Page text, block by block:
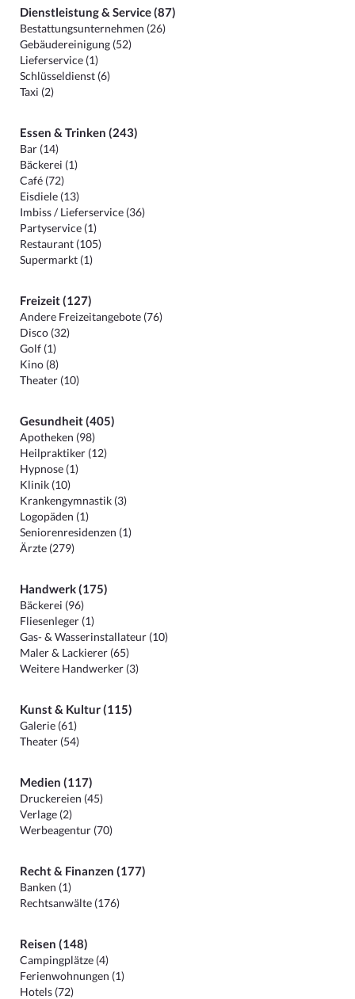
Dienstleistung & Service (87)
Bestattungsunternehmen (26)
Gebäudereinigung (52)
Lieferservice (1)
Schlüsseldienst (6)
Taxi (2)
Essen & Trinken (243)
Bar (14)
Bäckerei (1)
Café (72)
Eisdiele (13)
Imbiss / Lieferservice (36)
Partyservice (1)
Restaurant (105)
Supermarkt (1)
Freizeit (127)
Andere Freizeitangebote (76)
Disco (32)
Golf (1)
Kino (8)
Theater (10)
Gesundheit (405)
Apotheken (98)
Heilpraktiker (12)
Hypnose (1)
Klinik (10)
Krankengymnastik (3)
Logopäden (1)
Seniorenresidenzen (1)
Ärzte (279)
Handwerk (175)
Bäckerei (96)
Fliesenleger (1)
Gas- & Wasserinstallateur (10)
Maler & Lackierer (65)
Weitere Handwerker (3)
Kunst & Kultur (115)
Galerie (61)
Theater (54)
Medien (117)
Druckereien (45)
Verlage (2)
Werbeagentur (70)
Recht & Finanzen (177)
Banken (1)
Rechtsanwälte (176)
Reisen (148)
Campingplätze (4)
Ferienwohnungen (1)
Hotels (72)